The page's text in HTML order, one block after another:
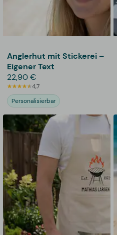
Anglerhut mit Stickerei –
Eigener Text
22,90 €
4,7
Personalisierbar